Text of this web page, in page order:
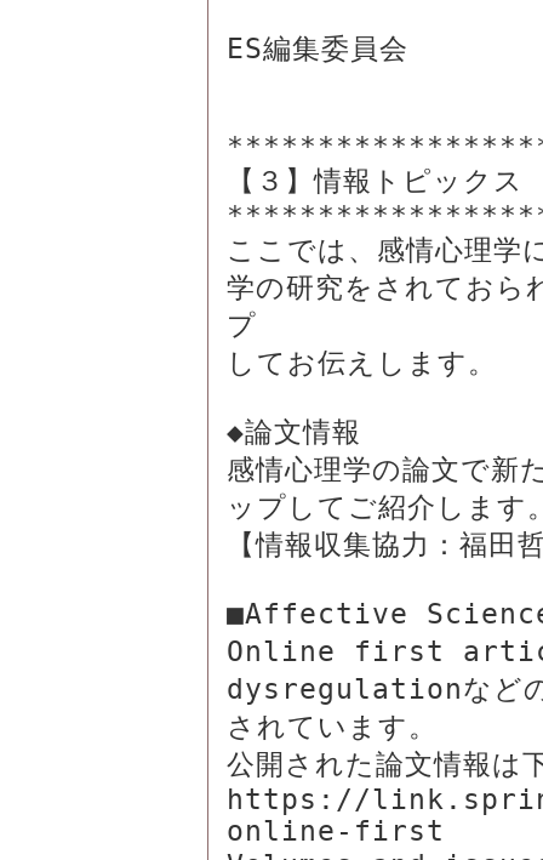
ES編集委員会
【３】情報トピックス
ここでは、感情心理学
学の研究をされておら
プ
してお伝えします。
◆論文情報
感情心理学の論文で新
ップしてご紹介します
【情報収集協力：福田
■Affective
Online first
dysregulationなどの
されています。
公開された論文情報は
https://
online-first